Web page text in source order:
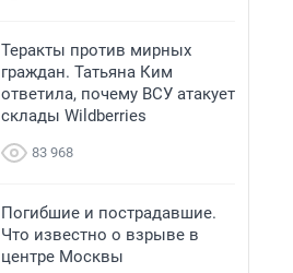
Теракты против мирных
граждан. Татьяна Ким
ответила, почему ВСУ атакует
склады Wildberries
83 968
Погибшие и пострадавшие.
Что известно о взрыве в
центре Москвы